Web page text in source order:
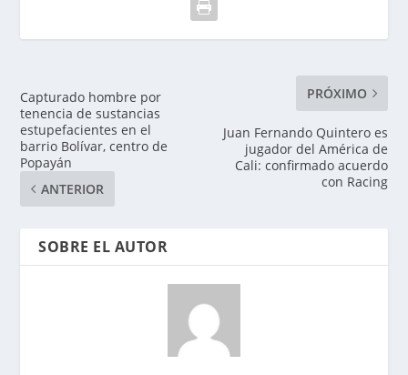
Capturado hombre por
tenencia de sustancias
estupefacientes en el
barrio Bolívar, centro de
Popayán
ANTERIOR
PRÓXIMO
Juan Fernando Quintero es
jugador del América de
Cali: confirmado acuerdo
con Racing
SOBRE EL AUTOR